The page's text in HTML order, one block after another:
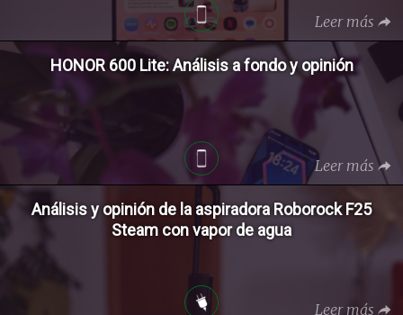
Leer más
HONOR 600 Lite: Análisis a fondo y opinión
Leer más
Análisis y opinión de la aspiradora Roborock F25
Steam con vapor de agua
Leer más